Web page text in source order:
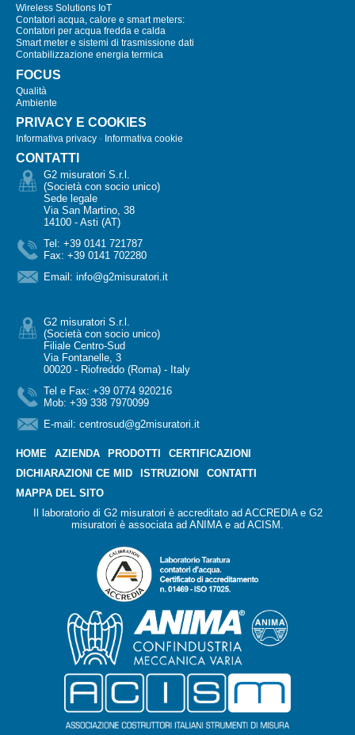
Wireless Solutions IoT
Contatori acqua, calore e smart meters:
Contatori per acqua fredda e calda
Smart meter e sistemi di trasmissione dati
Contabilizzazione energia termica
FOCUS
Qualità
Ambiente
PRIVACY E COOKIES
Informativa privacy - Informativa cookie
CONTATTI
G2 misuratori S.r.l.
(Società con socio unico)
Sede legale
Via San Martino, 38
14100 - Asti (AT)
Tel: +39 0141 721787
Fax: +39 0141 702280
Email: info@g2misuratori.it
G2 misuratori S.r.l.
(Società con socio unico)
Filiale Centro-Sud
Via Fontanelle, 3
00020 - Riofreddo (Roma) - Italy
Tel e Fax: +39 0774 920216
Mob: +39 338 7970099
E-mail: centrosud@g2misuratori.it
HOME AZIENDA PRODOTTI
CERTIFICAZIONI
DICHIARAZIONI CE MID
ISTRUZIONI
CONTATTI
MAPPA DEL SITO
Il laboratorio di G2 misuratori è accreditato ad ACCREDIA e G2
misuratori è associata ad ANIMA e ad ACISM.